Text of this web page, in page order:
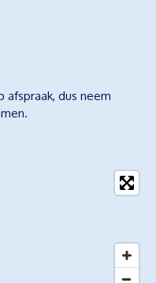
afspraak, dus neem